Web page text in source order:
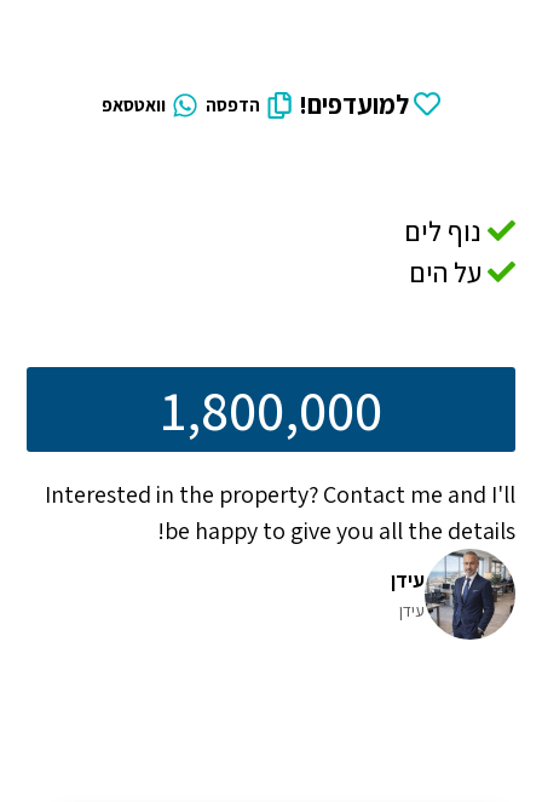
למועדפים! הדפסה וואטסאפ
נוף לים
על הים
1,800,000
Interested in the property? Contact me and I'll
be happy to give you all the details!
עידן
עידן